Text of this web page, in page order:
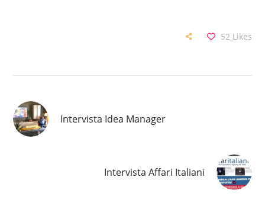
52 Likes
Intervista Idea Manager
Intervista Affari Italiani